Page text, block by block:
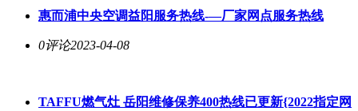
惠而浦中央空调益阳服务热线-—厂家网点服务热线
0评论2023-04-08
TAFFU燃气灶 岳阳维修保养400热线已更新{2022指定网